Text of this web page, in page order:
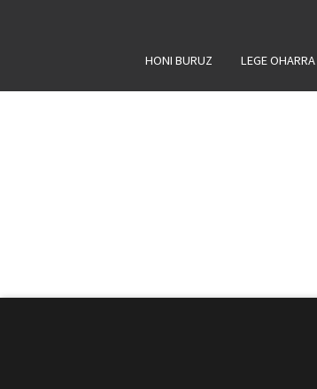
HONI BURUZ LEGE OHARRA